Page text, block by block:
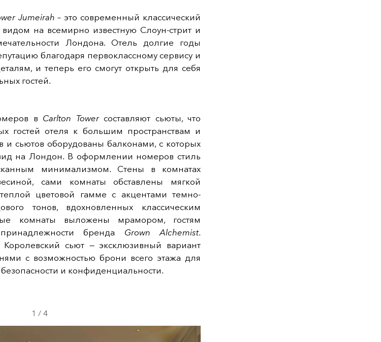
Jumeirah – это современный классический
на всемирно известную Слоун-стрит и
Лондона. Отель долгие годы
благодаря первоклассному сервису и
и теперь его смогут открыть для себя
гостей.
в Carlton Towerсоставляют сьюты, что
гостей отеля к большим пространствам и
и сьютов оборудованы балконами, с которых
на Лондон. В оформлении номеров стиль
минимализмом. Стены в комнатах
сами комнаты обставлены мягкой
цветовой гамме с акцентами темно-
тонов, вдохновленных классическим
комнаты выложены мрамором, гостям
бренда Grown Alchemist.
сьют — эксклюзивный вариант
с возможностью брони всего этажа для
и конфиденциальности.
1 / 4